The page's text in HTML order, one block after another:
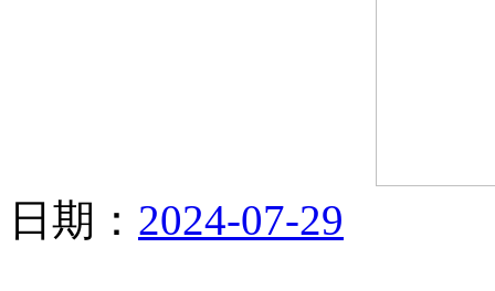
日期： 2024-07-29